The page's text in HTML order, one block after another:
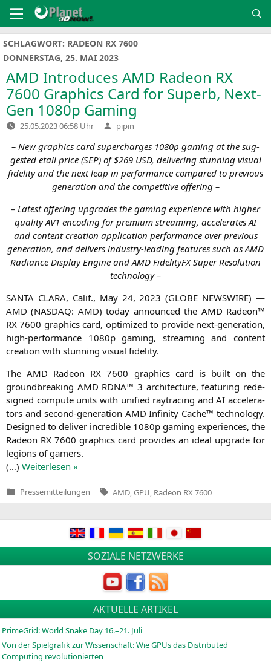
Inhalt
springen
SCHLAGWORT: RADEON RX 7600
DONNERSTAG, 25. MAI 2023
AMD Introduces AMD Radeon RX
7600 Graphics Card for Superb, Next-
Gen 1080p Gaming
25.05.2023 06:58 Uhr Verfasst
von
pipin
– New gra­phics card super­char­ges 1080p gam­ing at the sug­
gested etail pri­ce (SEP) of $269 USD, deli­ve­ring stun­ning visu­al
fide­li­ty and the next leap in per­for­mance com­pared to pre­vious
gene­ra­ti­on and the com­pe­ti­ti­ve offering –
– Latest offe­ring upgrades the gam­ing expe­ri­ence with hig­her
qua­li­tyAV1 enco­ding for pre­mi­um strea­ming, acce­le­ra­tes AI
and con­tent crea­ti­on appli­ca­ti­on per­for­mance over pre­vious
gene­ra­ti­on, and deli­vers indus­try-lea­ding fea­tures such as AMD
Radi­ance Dis­play Engi­ne and AMD Fide­li­ty­FX Super Reso­lu­ti­on
technology –
SANTA CLARA, Calif., May 24, 2023 (GLOBE NEWSWIRE) —
AMD (NASDAQ: AMD) today announ­ced the AMD Rade­on™
RX 7600 gra­phics card, opti­mi­zed to pro­vi­de next-gene­ra­ti­on,
high-per­for­mance 1080p gam­ing, strea­ming and con­tent
crea­ti­on with stun­ning visu­al fidelity.
TheAMD Rade­on RX 7600 gra­phics card is built on the
ground­brea­king AMD RDNA™ 3 archi­tec­tu­re, fea­turing rede­
si­gned com­pu­te units with uni­fied ray­tra­cing andAI acce­le­ra­
tors and second-gene­ra­ti­on AMD Infi­ni­ty Cache™ tech­no­lo­gy.
Desi­gned to deli­ver incre­di­ble 1080p gam­ing expe­ri­en­ces, the
Rade­on RX 7600 gra­phics card pro­vi­des an ide­al upgrade for
legi­ons of gamers.
(…) Wei­ter­le­sen »
Veröffentlicht
in
Pressemitteilungen Tags:
AMD GPU Radeon RX 7600
SOZIALE NETZWERKE
AKTUELLE ARTIKEL
PrimeGrid: World Snake Day 16.–21. Juli
Von der Spielgrafik zur Wissenschaft: Wie GPUs das Distributed
Computing revolutionierten